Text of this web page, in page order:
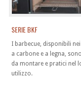
SERIE BKF
I barbecue, disponibili
a carbone e a legna,
da montare e pratici nel
utilizzo.